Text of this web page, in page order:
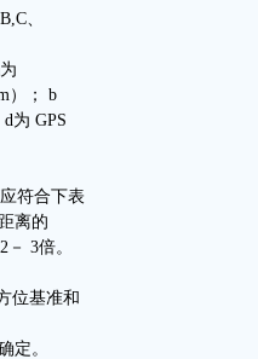
、
）； b
为 GPS
符合下表
离的
3倍。
位基准和
定。